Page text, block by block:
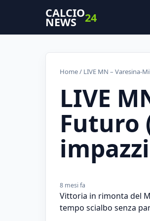
CALCIO
NEWS 24
Home/ LIVE MN – Varesina-
LIVE
Futuro
8 mesi fa
Vittoria in rimonta del
tempo scialbo senza